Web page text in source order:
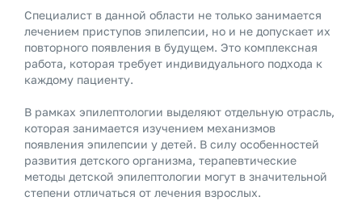
Специалист в данной области не только занимается
лечением приступов эпилепсии, но и не допускает их
повторного появления в будущем. Это комплексная
работа, которая требует индивидуального подхода к
каждому пациенту.
В рамках эпилептологии выделяют отдельную отрасль,
которая занимается изучением механизмов
появления эпилепсии у детей. В силу особенностей
развития детского организма, терапевтические
методы детской эпилептологии могут в значительной
степени отличаться от лечения взрослых.